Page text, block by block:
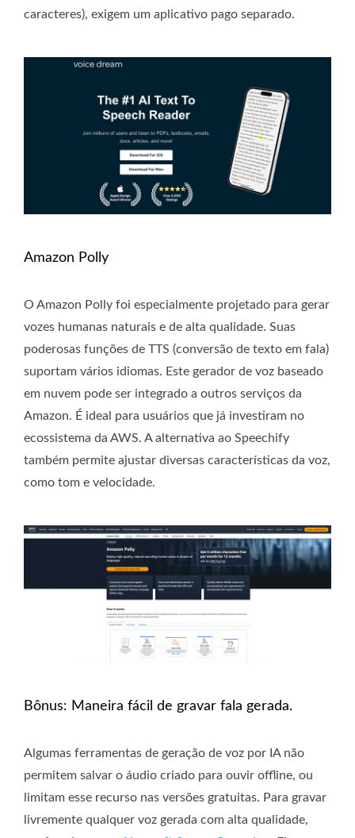
caracteres), exigem um aplicativo pago separado.
Amazon Polly
O Amazon Polly foi especialmente projetado para gerar
vozes humanas naturais e de alta qualidade. Suas
poderosas funções de TTS (conversão de texto em fala)
suportam vários idiomas. Este gerador de voz baseado
em nuvem pode ser integrado a outros serviços da
Amazon. É ideal para usuários que já investiram no
ecossistema da AWS. A alternativa ao Speechify
também permite ajustar diversas características da voz,
como tom e velocidade.
Bônus: Maneira fácil de gravar fala gerada.
Algumas ferramentas de geração de voz por IA não
permitem salvar o áudio criado para ouvir offline, ou
limitam esse recurso nas versões gratuitas. Para gravar
livremente qualquer voz gerada com alta qualidade,